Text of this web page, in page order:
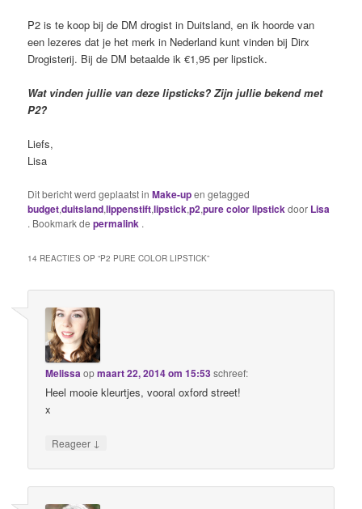
P2 is te koop bij de DM drogist in Duitsland, en ik hoorde van
een lezeres dat je het merk in Nederland kunt vinden bij Dirx
Drogisterij. Bij de DM betaalde ik €1,95 per lipstick.
Wat vinden jullie van deze lipsticks? Zijn jullie bekend met
P2?
Liefs,
Lisa
Dit bericht werd geplaatst inMake-upen getagged
budget,duitsland,lippenstift,lipstick,p2,pure color lipstick door Lisa
. Bookmark depermalink .
14 REACTIES OP “P2 PURE COLOR LIPSTICK”
Melissaopmaart 22, 2014 om 15:53schreef:
Heel mooie kleurtjes, vooral oxford street!
x
Reageer ↓